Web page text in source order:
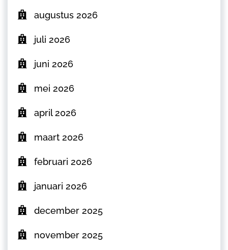
augustus 2026
juli 2026
juni 2026
mei 2026
april 2026
maart 2026
februari 2026
januari 2026
december 2025
november 2025